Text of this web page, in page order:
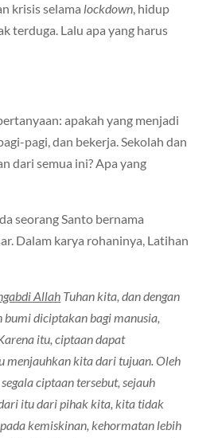
krisis selama lockdown, hidup
terduga. Lalu apa yang harus
apakah yang menjadi
pagi, dan bekerja. Sekolah dan
dari semua ini? Apa yang
seorang Santo bernama
Dalam karya rohaninya, Latihan
Allah Tuhan kita, dan dengan
diciptakan bagi manusia,
itu, ciptaan dapat
menjauhkan kita dari tujuan. Oleh
ciptaan tersebut, sejauh
itu dari pihak kita, kita tidak
kemiskinan, kehormatan lebih